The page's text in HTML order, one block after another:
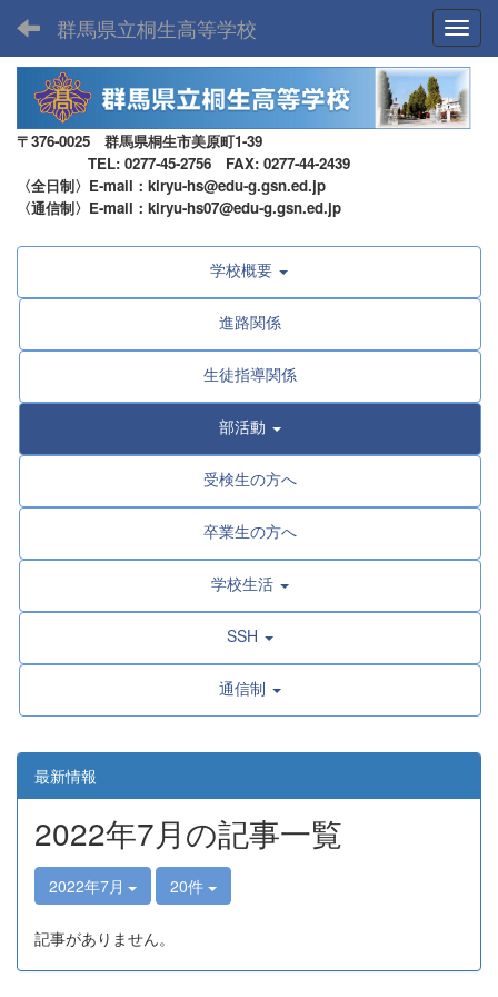
群馬県立桐生高等学校
〒376-0025 群馬県桐生市美原町1-39
TEL: 0277-45-2756 FAX: 0277-44-2439
〈全日制〉E-mail：kiryu-hs@edu-g.gsn.ed.jp
〈通信制〉E-mail：kiryu-hs07@edu-g.gsn.ed.jp
学校概要
進路関係
生徒指導関係
部活動
受検生の方へ
卒業生の方へ
学校生活
SSH
通信制
最新情報
2022年7月の記事一覧
2022年7月 20件
記事がありません。